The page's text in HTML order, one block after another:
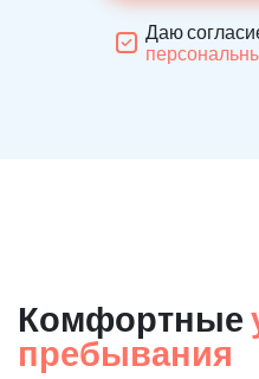
Даю
Комфортные
пребывания